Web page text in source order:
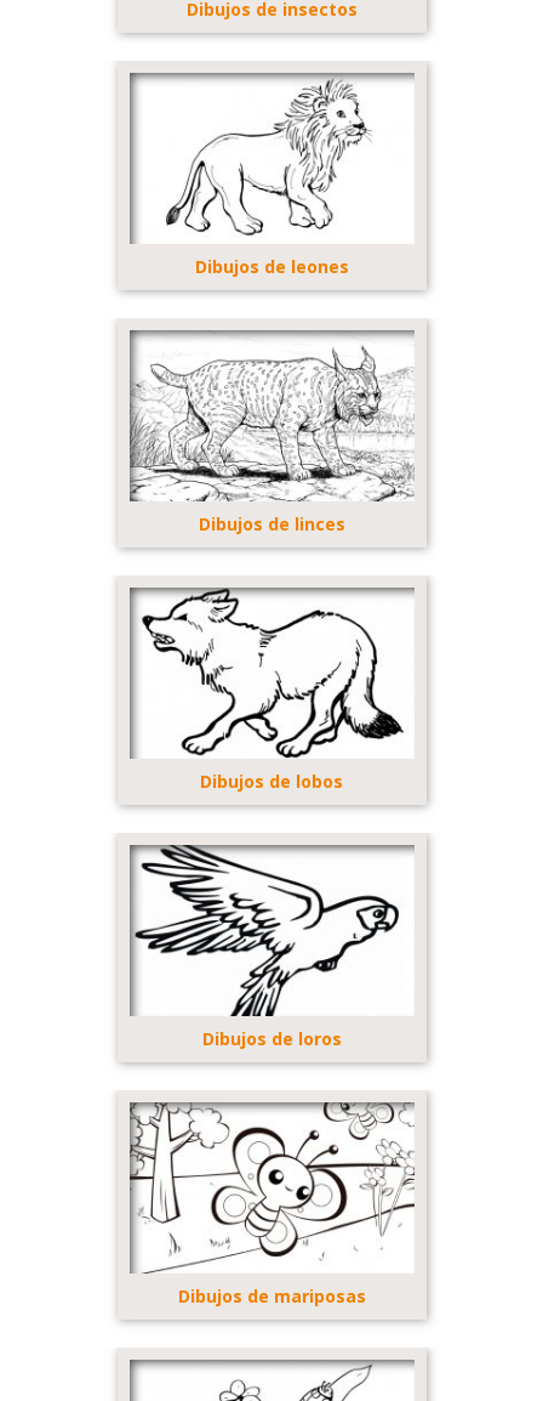
Dibujos de insectos
Dibujos de leones
Dibujos de linces
Dibujos de lobos
Dibujos de loros
Dibujos de mariposas